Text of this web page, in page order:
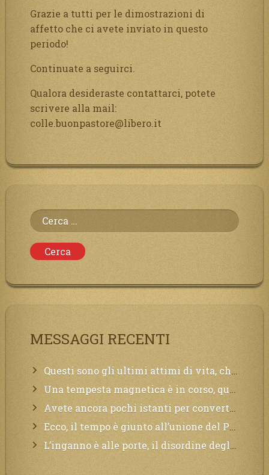
Grazie a tutti per le dimostrazioni di
affetto che ci avete inviato in questo
periodo!
Continuate a seguirci.
Qualora desideraste contattarci, potete
scrivere alla mail:
colle.buonpastore@libero.it
Ricerca
per:
MESSAGGI RECENTI
Questi sono gli ultimi attimi di vita, chi si vuole salvare Mi chiami in suo aiuto.
Una tempesta magnetica è in corso, questa generazione patirà. Il black out non tarderà ad arrivare e tutta la Terra sarà oscurata.
Avete ancora pochi istanti per convertirvi, non perdete tempo, la sciagura arriverà all’improvviso e per chi non si sarà preparato saranno dolori.
Ecco, il tempo è giunto all’unione del Padre con il figlio, non avete che da attendere pochissimo.
L’inganno è alle porte, il disordine degli ordinati urlerà perdono, ma sarà troppo tardi, il tradimento è stato grande!